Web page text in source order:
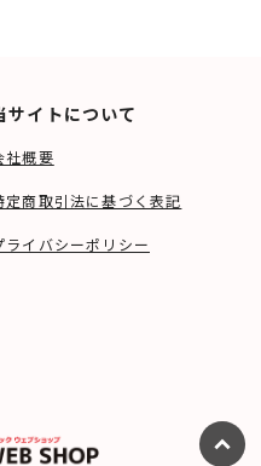
ーシステム
ンジ、グラスファイバー
）
360°
360°
ヤー×1本
サイトについて
社概要
定商取引法に基づく表記
ライバシーポリシー